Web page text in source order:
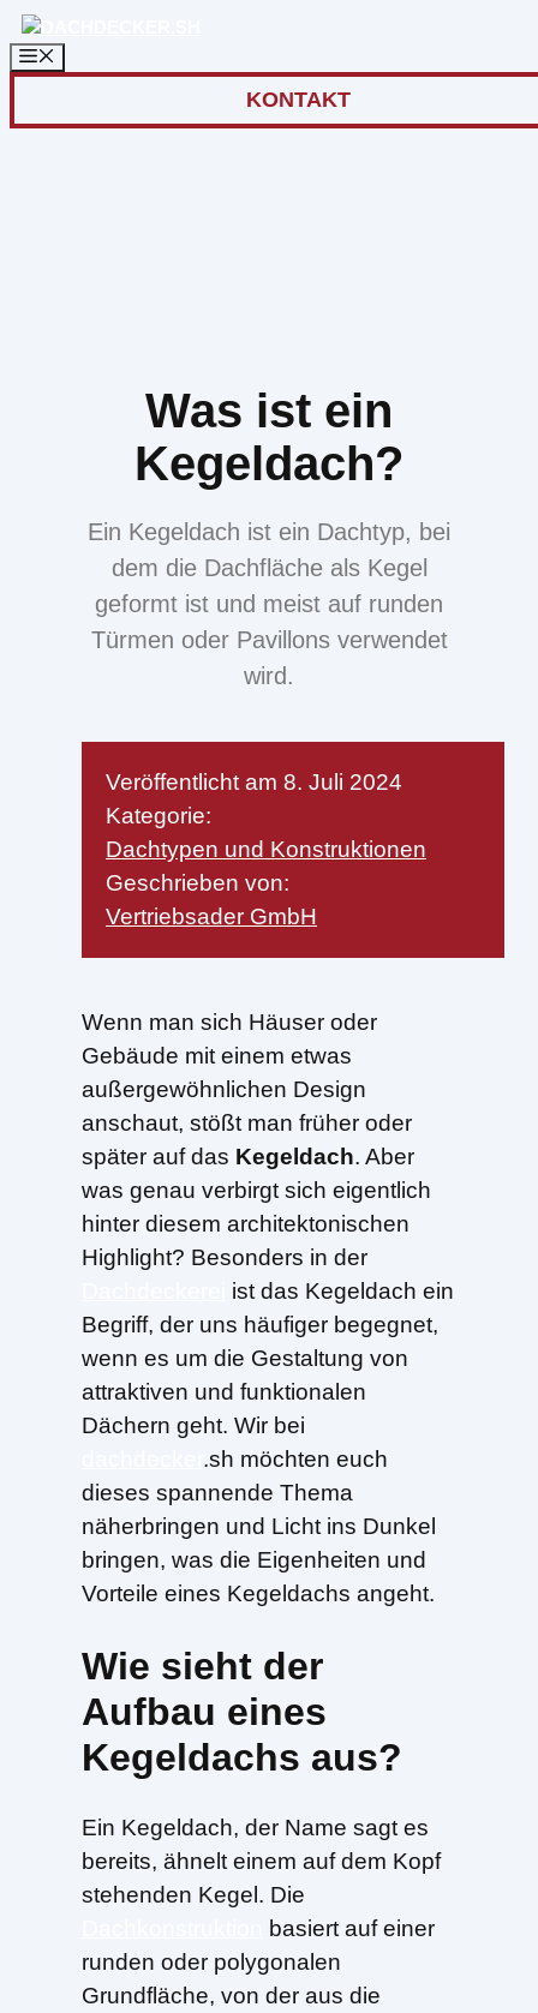
Zum
Inhalt
KONTAKT
Was ist ein
Kegeldach?
Ein Kegeldach ist ein Dachtyp, bei
dem die Dachfläche als Kegel
geformt ist und meist auf runden
Türmen oder Pavillons verwendet
wird.
Veröffentlicht am 8. Juli 2024
Kategorie:
Dachtypen und Konstruktionen
Geschrieben von:
Vertriebsader GmbH
Wenn man sich Häuser oder
Gebäude mit einem etwas
außergewöhnlichen Design
anschaut, stößt man früher oder
später auf das Kegeldach. Aber
was genau verbirgt sich eigentlich
hinter diesem architektonischen
Highlight? Besonders in der
ist das Kegeldach ein
Begriff, der uns häufiger begegnet,
wenn es um die Gestaltung von
attraktiven und funktionalen
Dächern geht. Wir bei
.sh möchten euch
dieses spannende Thema
näherbringen und Licht ins Dunkel
bringen, was die Eigenheiten und
Vorteile eines Kegeldachs angeht.
Wie sieht der
Aufbau eines
Kegeldachs aus?
Ein Kegeldach, der Name sagt es
bereits, ähnelt einem auf dem Kopf
stehenden Kegel. Die
basiert auf einer
runden oder polygonalen
Grundfläche, von der aus die